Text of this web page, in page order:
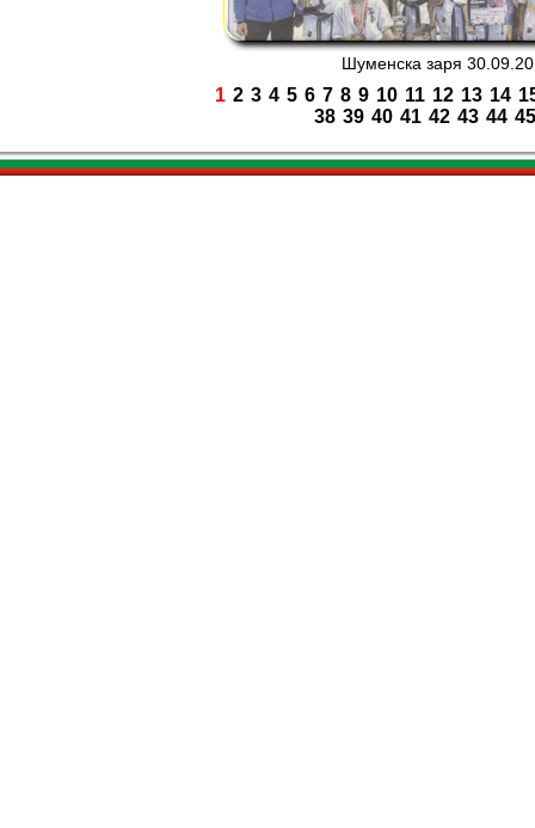
Шуменска заря
1 2 3 4 5 6 7 8 9 10 11 12 13 14
38 39 40 41 42 43 44 45